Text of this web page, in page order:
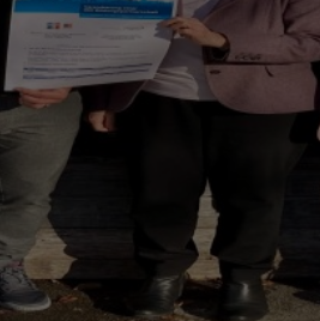
meistgesuchten Begriffen
Fachwirt AdA 34d